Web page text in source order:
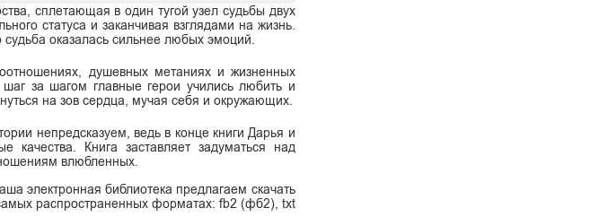
сплетающая в один тугой узел судьбы двух
статуса и заканчивая взглядами на жизнь.
оказалась сильнее любых эмоций.
душевных метаниях и жизненных
за шагом главные герои учились любить и
на зов сердца, мучая себя и окружающих.
непредсказуем, ведь в конце книги Дарья и
качества. Книга заставляет задуматься над
влюбленных.
электронная библиотека предлагаем скачать
распространенных форматах: fb2 (фб2), txt